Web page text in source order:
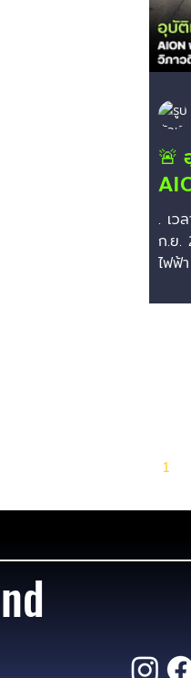
🚨
ถ
จร
. เว
ก.ย.
ไฟฟ้
หน้า
1